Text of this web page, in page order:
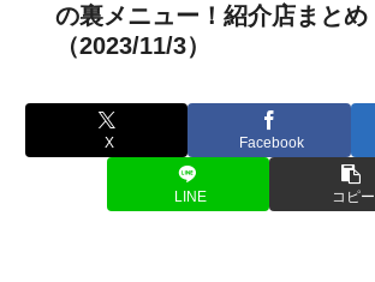
の裏メニュー！紹介店まとめ
（2023/11/3）
X Facebook
LINE コピー